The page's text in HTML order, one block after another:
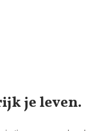
je leven.